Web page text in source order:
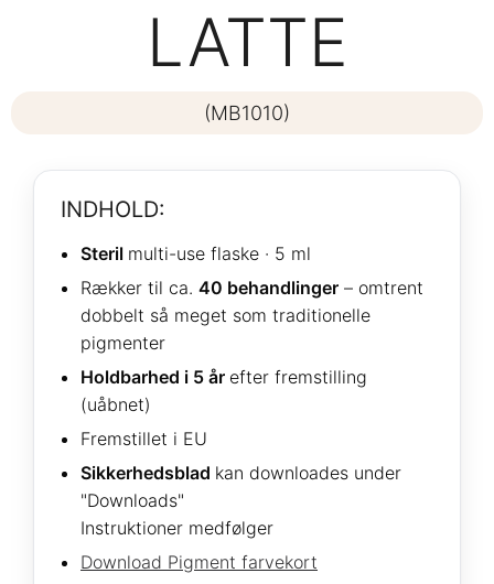
LATTE
(MB1010)
INDHOLD:
Steril multi-use flaske · 5 ml
Rækker til ca. 40 behandlinger – omtrent
dobbelt så meget som traditionelle
pigmenter
Holdbarhed i 5 år efter fremstilling
(uåbnet)
Fremstillet i EU
Sikkerhedsblad kan downloades under
"Downloads"
Instruktioner medfølger
Download Pigment farvekort